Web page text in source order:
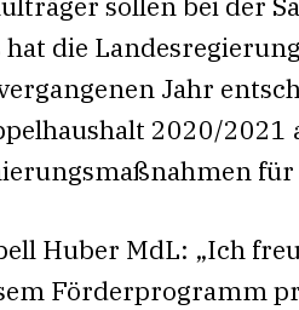
hat die
Jahr
2020/2021
Huber MdL: „Ich
Förderprogramm